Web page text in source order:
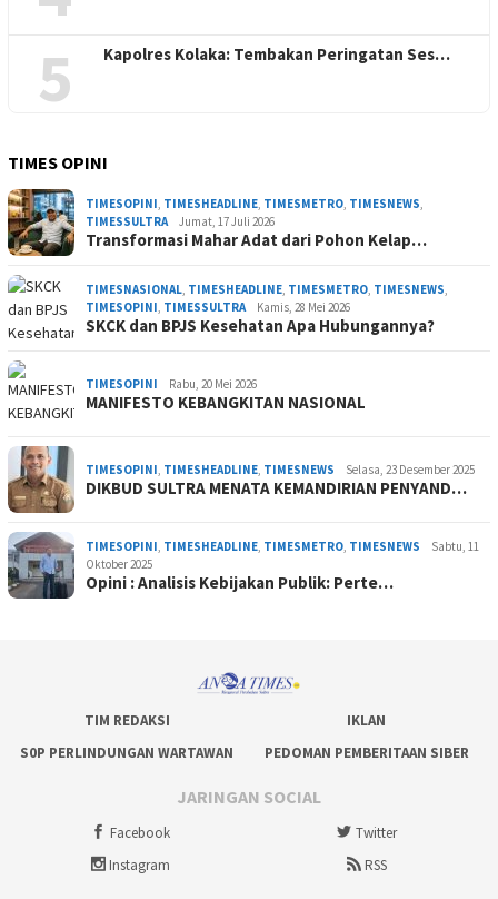
5 Kapolres Kolaka: Tembakan Peringatan Ses…
TIMES OPINI
TIMESOPINI, TIMESHEADLINE, TIMESMETRO, TIMESNEWS,
TIMESSULTRA
Jumat, 17 Juli 2026
Transformasi Mahar Adat dari Pohon Kelap…
TIMESNASIONAL, TIMESHEADLINE, TIMESMETRO, TIMESNEWS,
TIMESOPINI, TIMESSULTRA Kamis, 28 Mei 2026
SKCK dan BPJS Kesehatan Apa Hubungannya?
TIMESOPINI Rabu, 20 Mei 2026
MANIFESTO KEBANGKITAN NASIONAL
TIMESOPINI, TIMESHEADLINE, TIMESNEWS Selasa, 23 Desember 2025
DIKBUD SULTRA MENATA KEMANDIRIAN PENYAND…
TIMESOPINI, TIMESHEADLINE, TIMESMETRO, TIMESNEWS
Sabtu, 11
Oktober 2025
Opini : Analisis Kebijakan Publik: Perte…
TIM REDAKSI
IKLAN
S0P PERLINDUNGAN WARTAWAN
PEDOMAN PEMBERITAAN SIBER
JARINGAN SOCIAL
Facebook
Twitter
Instagram
RSS